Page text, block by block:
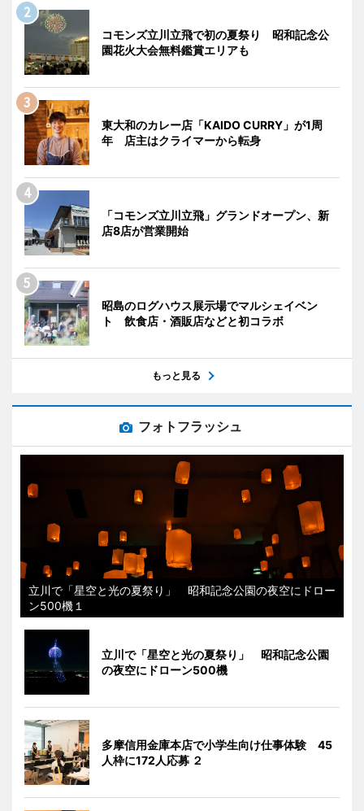
コモンズ立川立飛で初の夏祭り 昭和記念公
園花火大会無料鑑賞エリアも
東大和のカレー店「KAIDO CURRY」が1周
年 店主はクライマーから転身
「コモンズ立川立飛」グランドオープン、新
店8店が営業開始
昭島のログハウス展示場でマルシェイベン
ト 飲食店・酒販店などと初コラボ
もっと見る
フォトフラッシュ
立川で「星空と光の夏祭り」 昭和記念公園の夜空にドロー
ン500機１
立川で「星空と光の夏祭り」 昭和記念公園
の夜空にドローン500機
多摩信用金庫本店で小学生向け仕事体験 45
人枠に172人応募 ２